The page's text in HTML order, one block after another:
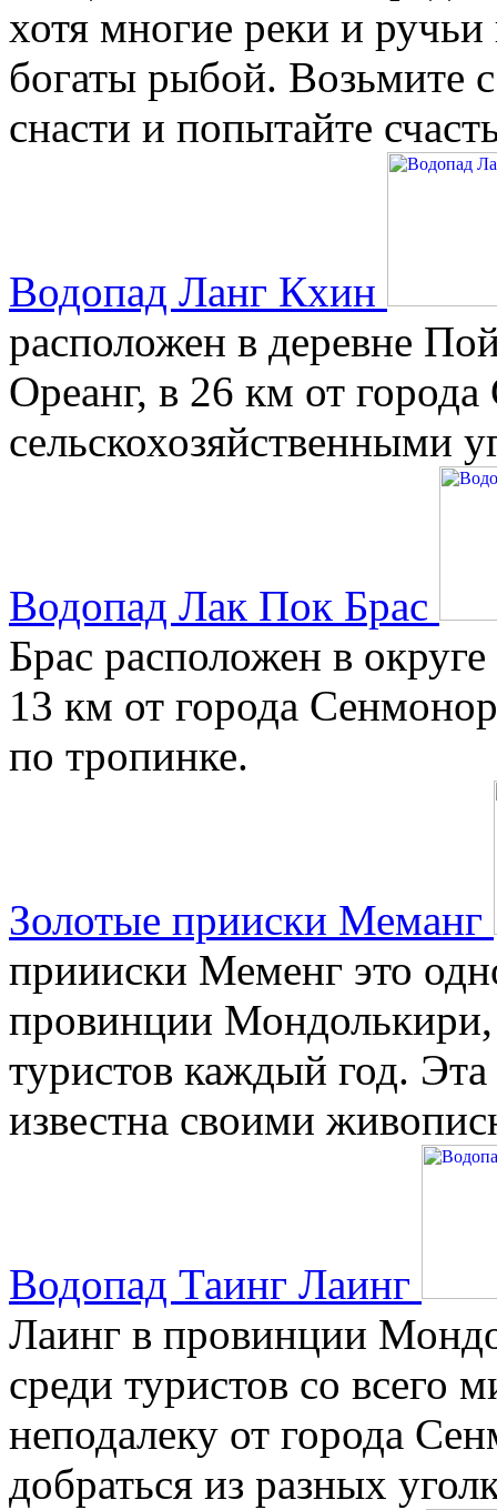
хотя многие реки и
богаты рыбой. Возьмите
снасти и попытайте
Водопад Ланг Кхин
расположен в деревне
Ореанг, в 26 км от
сельскохозяйственными
Водопад Лак Пок Брас
Брас расположен в
13 км от города
по тропинке.
Золотые прииски Меманг
приииски Меменг это
провинции
туристов каждый год.
известна своими
Водопад Таинг Лаинг
Лаинг в провинции
среди туристов со всего
неподалеку от города
добраться из разных